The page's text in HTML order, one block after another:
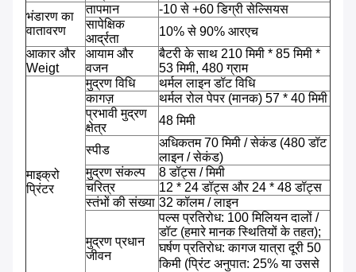
भंडारण का
वातावरण
तापमान
-10 से +60 डिग्री सेल्सियस
सापेक्षिक
आर्द्रता
10% से 90% आरएच
आकार और
Weigt
आयाम और
वजन
बैटरी के साथ 210 मिमी * 85 मिमी *
53 मिमी, 480 ग्राम
माइक्रो
प्रिंटर
मुद्रण विधि
थर्मल लाइन डॉट विधि
कागज़
थर्मल रोल पेपर (मानक) 57 * 40 मिमी
प्रभावी मुद्रण
क्षेत्र
48 मिमी
स्पीड
अधिकतम 70 मिमी / सेकंड (480 डॉट
लाइन / सेकंड)
मुद्रण संकल्प
8 डॉट्स / मिमी
चरित्र
12 * 24 डॉट्स और 24 * 48 डॉट्स
स्तंभों की संख्या 32 कॉलम / लाइन
मुद्रण प्रधान
जीवन
पल्स प्रतिरोध: 100 मिलियन दालों /
डॉट (हमारे मानक स्थितियों के तहत);
घर्षण प्रतिरोध: कागज यात्रा दूरी 50
किमी (प्रिंट अनुपात: 25% या उससे